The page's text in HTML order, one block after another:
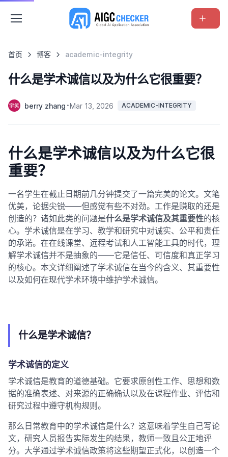
首页 博客 academic-integrity
什么是学术诚信以及为什么它很重要？
berry zhang Mar 13, 2026 ACADEMIC-INTEGRITY
什么是学术诚信以及为什么它很
重要？
一名学生在截止日期前几分钟提交了一篇完美的论文。文笔
优美，论据尖锐——但感觉有些不对劲。工作是赚取的还是
创造的？诸如此类的问题是什么是学术诚信及其重要性的核
心。学术诚信是在学习、教学和研究中对诚实、公平和责任
的承诺。在在线课堂、远程考试和人工智能工具的时代，理
解学术诚信并不是抽象的——它是信任、可信度和真正学习
的核心。本文详细阐述了学术诚信在当今的含义、其重要性
以及如何在现代学术环境中维护学术诚信。
什么是学术诚信？
学术诚信的定义
学术诚信是教育的道德基础。它要求原创性工作、思想和数
据的准确表述、对来源的正确确认以及在课程作业、评估和
研究过程中遵守机构规则。
那么日常教育中的学术诚信是什么？这意味着学生自己写论
文，研究人员报告实际发生的结果，教师一致且公正地评
分。大学通过学术诚信政策将这些期望正式化，以创造一个